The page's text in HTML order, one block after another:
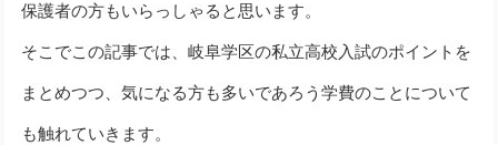
保護者の方もいらっしゃると思います。
そこでこの記事では、岐阜学区の私立高校入試のポイントを
まとめつつ、気になる方も多いであろう学費のことについて
も触れていきます。